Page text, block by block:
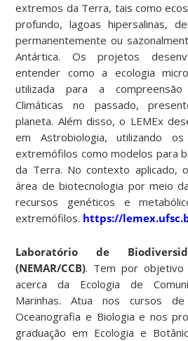
extremos da Terra, tais como
profundo, lagoas hipersalinas,
permanentemente ou
Antártica. Os projetos
entender como a ecologia
utilizada para a compreensão
Climáticas no passado,
planeta. Além disso, o LEMEx
em Astrobiologia, utilizando os
extremófilos como modelos para
da Terra. No contexto aplicado,
área de biotecnologia por meio
recursos genéticos e
extremófilos. https://
Laboratório de
(NEMAR/CCB). Tem por objetivo
acerca da Ecologia de
Marinhas. Atua nos cursos
Oceanografia e Biologia e nos
graduação em Ecologia e